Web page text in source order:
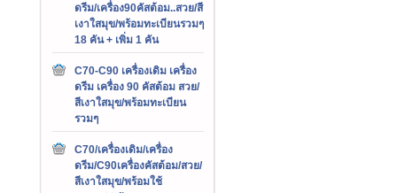
ดรีม/เครื่อง90คัสต้อม..สวย/สี
เงาใสมุข/พร้อมทะเบียนรวมๆ
18 คัน + เพิ่ม 1 คัน
C70-C90 เครื่องเดิม เครื่อง
ดรีม เครื่อง 90 คัสต้อม สวย/
สีเงาใสมุข/พร้อมทะเบียน
รวมๆ
C70/เครื่องเดิม/เครื่อง
ดรีม/C90เครื่องคัสต้อม/สวย/
สีเงาใสมุข/พร้อมใช้